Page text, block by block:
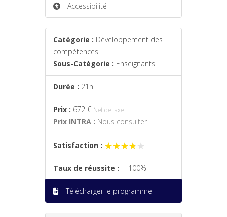
Accessibilité
Catégorie : Développement des
compétences
Sous-Catégorie : Enseignants
Durée : 21h
Prix : 672 € Net de taxe
Prix INTRA : Nous consulter
Satisfaction : ★★★★★
★★★★★
Taux de réussite : 100%
Télécharger le programme